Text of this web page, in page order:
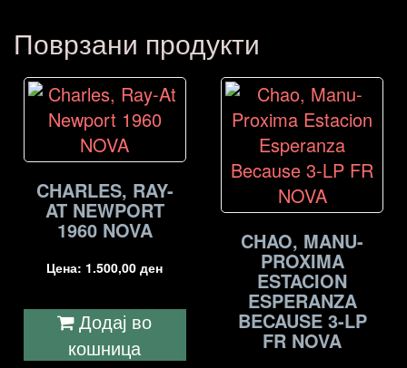
Поврзани продукти
CHARLES, RAY-
AT NEWPORT
1960 NOVA
Цена: 1.500,00ден
Додај во
кошница
CHAO, MANU-
PROXIMA
ESTACION
ESPERANZA
BECAUSE 3-LP
FR NOVA